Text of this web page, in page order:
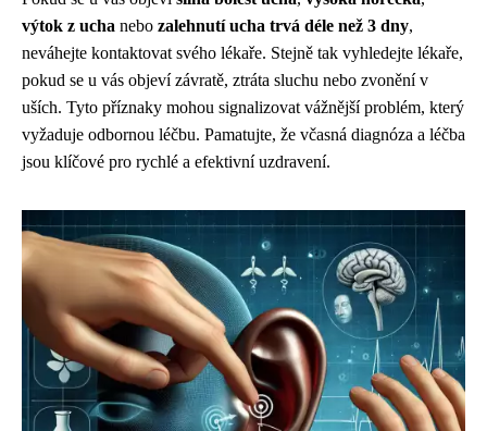
výtok z ucha nebo zalehnutí ucha trvá déle než 3 dny,
neváhejte kontaktovat svého lékaře. Stejně tak vyhledejte lékaře,
pokud se u vás objeví závratě, ztráta sluchu nebo zvonění v
uších. Tyto příznaky mohou signalizovat vážnější problém, který
vyžaduje odbornou léčbu. Pamatujte, že včasná diagnóza a léčba
jsou klíčové pro rychlé a efektivní uzdravení.